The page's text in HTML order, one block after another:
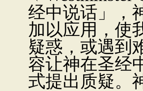
经中说话」，
加以应用，使
疑惑，或遇到
容让神在圣经
式提出质疑。